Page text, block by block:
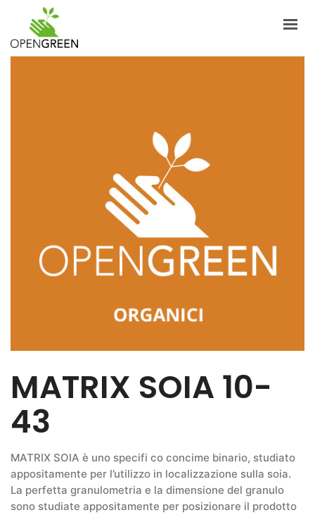
MATRIX SOIA 10-
43
MATRIX SOIA è uno specifi co concime binario, studiato
appositamente per l’utilizzo in localizzazione sulla soia.
La perfetta granulometria e la dimensione del granulo
sono studiate appositamente per posizionare il prodotto